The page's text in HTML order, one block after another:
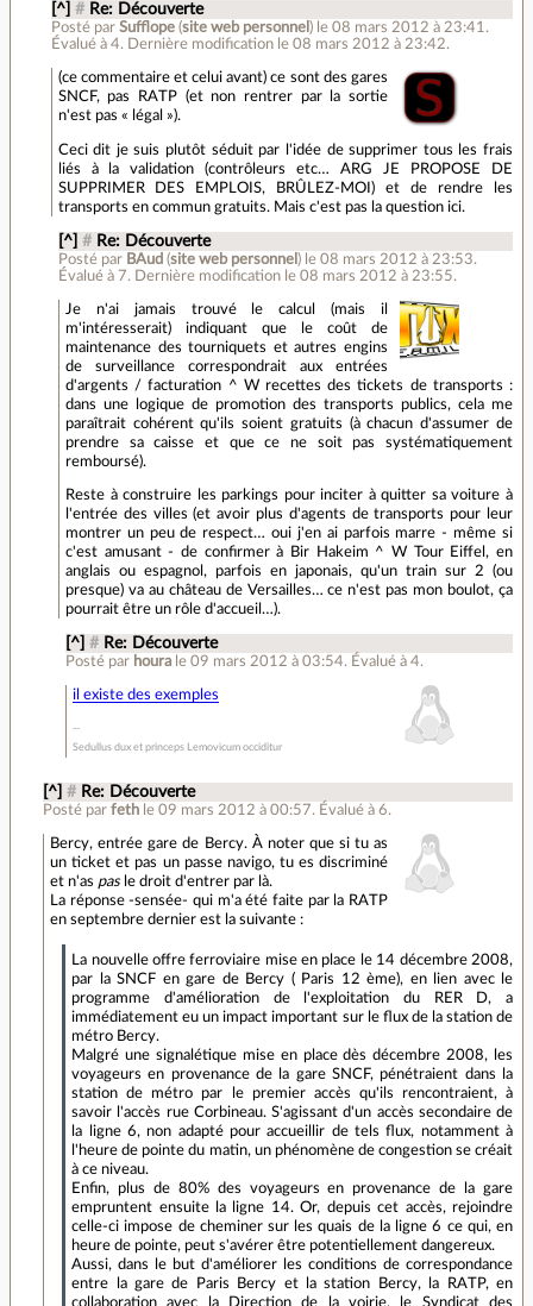
[^] # Re: Découverte
Posté par Sufflope(site web personnel ) le 08 mars 2012 à 23:41.
Évalué à 4.Dernière modification le 08 mars 2012 à 23:42.
(ce commentaire et celui avant) ce sont des gares
SNCF, pas RATP (et non rentrer par la sortie
n'est pas « légal »).
Ceci dit je suis plutôt séduit par l'idée de supprimer tous les frais
liés à la validation (contrôleurs etc… ARG JE PROPOSE DE
SUPPRIMER DES EMPLOIS, BRÛLEZ-MOI) et de rendre les
transports en commun gratuits. Mais c'est pas la question ici.
[^] # Re: Découverte
Posté par BAud (site web personnel ) le 08 mars 2012 à 23:53.
Évalué à 7. Dernière modification le 08 mars 2012 à 23:55.
Je n'ai jamais trouvé le calcul (mais il
m'intéresserait) indiquant que le coût de
maintenance des tourniquets et autres engins
de surveillance correspondrait aux entrées
d'argents / facturation ^ W recettes des tickets de transports :
dans une logique de promotion des transports publics, cela me
paraîtrait cohérent qu'ils soient gratuits (à chacun d'assumer de
prendre sa caisse et que ce ne soit pas systématiquement
remboursé).
Reste à construire les parkings pour inciter à quitter sa voiture à
l'entrée des villes (et avoir plus d'agents de transports pour leur
montrer un peu de respect… oui j'en ai parfois marre - même si
c'est amusant - de confirmer à Bir Hakeim ^ W Tour Eiffel, en
anglais ou espagnol, parfois en japonais, qu'un train sur 2 (ou
presque) va au château de Versailles… ce n'est pas mon boulot, ça
pourrait être un rôle d'accueil…).
[^] # Re: Découverte
Posté par houra le 09 mars 2012 à 03:54. Évalué à4.
il existe des exemples
Sedullus dux et princeps Lemovicum occiditur
[^] # Re: Découverte
Posté parfeth le 09 mars 2012 à 00:57. Évalué à6.
Bercy, entrée gare de Bercy. À noter que si tu as
un ticket et pas un passe navigo, tu es discriminé
et n'as pasle droit d'entrer par là.
La réponse -sensée- qui m'a été faite par la RATP
en septembre dernier est la suivante :
La nouvelle offre ferroviaire mise en place le 14 décembre 2008,
par la SNCF en gare de Bercy ( Paris 12 ème), en lien avec le
programme d'amélioration de l'exploitation du RER D, a
immédiatement eu un impact important sur le flux de la station de
métro Bercy.
Malgré une signalétique mise en place dès décembre 2008, les
voyageurs en provenance de la gare SNCF, pénétraient dans la
station de métro par le premier accès qu'ils rencontraient, à
savoir l'accès rue Corbineau. S'agissant d'un accès secondaire de
la ligne 6, non adapté pour accueillir de tels flux, notamment à
l'heure de pointe du matin, un phénomène de congestion se créait
à ce niveau.
Enfin, plus de 80% des voyageurs en provenance de la gare
empruntent ensuite la ligne 14. Or, depuis cet accès, rejoindre
celle-ci impose de cheminer sur les quais de la ligne 6 ce qui, en
heure de pointe, peut s'avérer être potentiellement dangereux.
Aussi, dans le but d'améliorer les conditions de correspondance
entre la gare de Paris Bercy et la station Bercy, la RATP, en
collaboration avec la Direction de la voirie, le Syndicat des